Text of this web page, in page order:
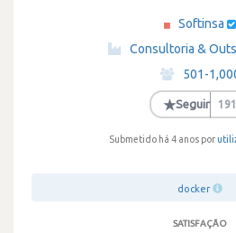
Softinsa
·
Consultoria &
·
501-
·
★Seguir 191
Submetido há 4 anos por
docker
SATISFAÇÃO